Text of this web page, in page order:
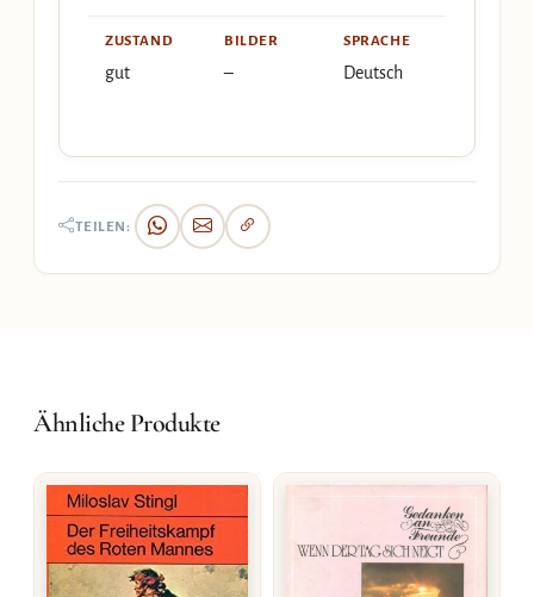
ZUSTAND
gut
BILDER
–
SPRACHE
Deutsch
TEILEN:
Ähnliche Produkte